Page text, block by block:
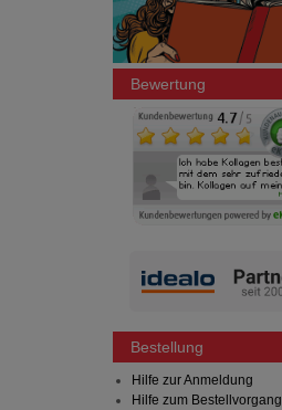
Bewertung
Bestellung
Hilfe zur Anmeldung
Hilfe zum Bestellvorgang